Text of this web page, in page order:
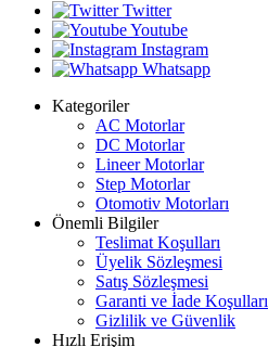
Twitter
Youtube
Instagram
Whatsapp
Kategoriler
AC Motorlar
DC Motorlar
Lineer Motorlar
Step Motorlar
Otomotiv Motorları
Önemli Bilgiler
Teslimat Koşulları
Üyelik Sözleşmesi
Satış Sözleşmesi
Garanti ve İade Koşulları
Gizlilik ve Güvenlik
Hızlı Erişim